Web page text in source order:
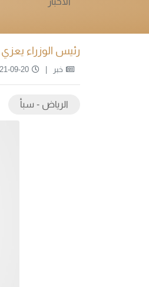
رئيس الوزراء
خبر 09-20
الرياض - سبأ